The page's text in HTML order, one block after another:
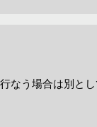
なう場合は別と